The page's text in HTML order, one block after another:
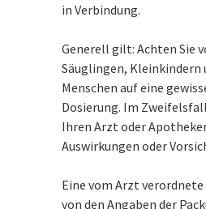
in Verbindung.
Generell gilt: Achten Sie
Säuglingen, Kleinkindern
Menschen auf eine
Dosierung. Im
Ihren Arzt oder
Auswirkungen oder
Eine vom Arzt
von den Angaben der